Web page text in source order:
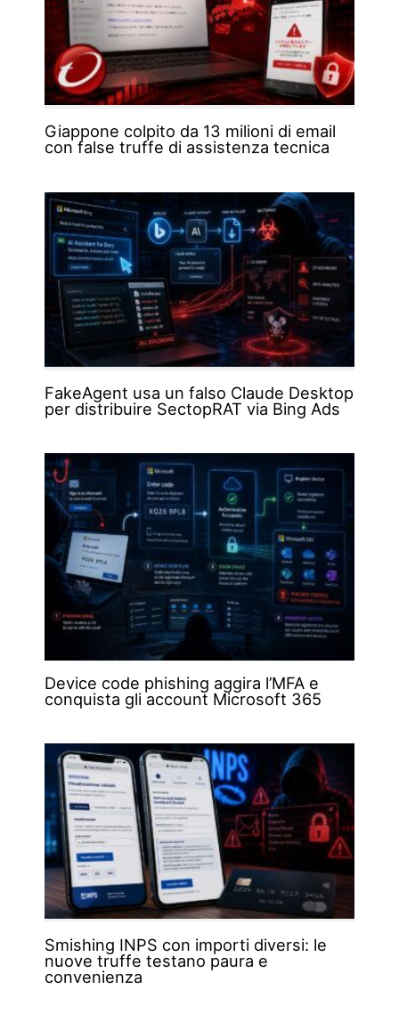
Giappone colpito da 13 milioni di email
con false truffe di assistenza tecnica
FakeAgent usa un falso Claude Desktop
per distribuire SectopRAT via Bing Ads
Device code phishing aggira l’MFA e
conquista gli account Microsoft 365
Smishing INPS con importi diversi: le
nuove truffe testano paura e
convenienza